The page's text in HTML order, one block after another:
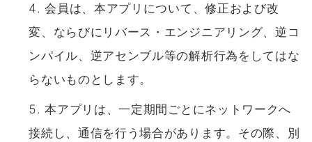
会員は、本アプリについて、修正および改
変、ならびにリバース・エンジニアリング、逆コ
ンパイル、逆アセンブル等の解析⾏為をしてはな
らないものとします。
本アプリは、⼀定期間ごとにネットワークへ
接続し、通信を⾏う場合があります。その際、別